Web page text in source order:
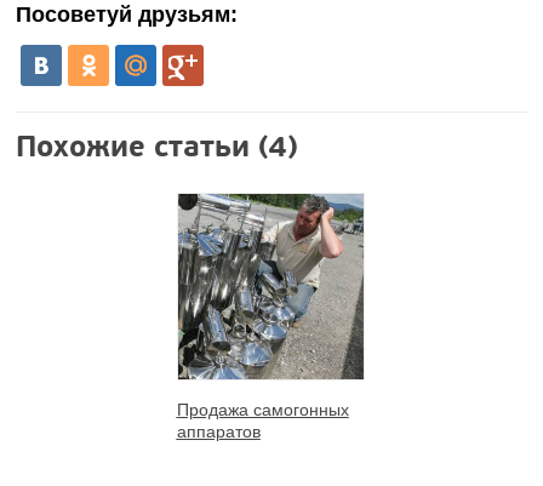
Посоветуй друзьям:
Похожие статьи (4)
Продажа самогонных
аппаратов